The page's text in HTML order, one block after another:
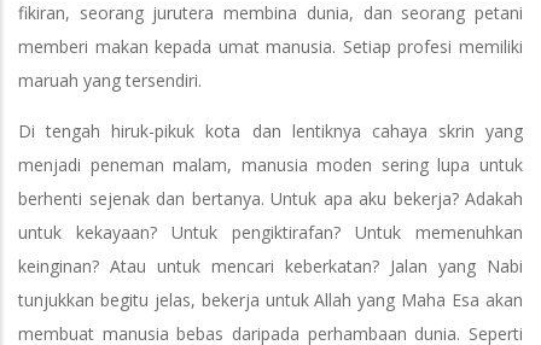
fikiran, seorang jurutera membina dunia, dan seorang petani
memberi makan kepada umat manusia. Setiap profesi memiliki
maruah yang tersendiri.
Di tengah hiruk-pikuk kota dan lentiknya cahaya skrin yang
menjadi peneman malam, manusia moden sering lupa untuk
berhenti sejenak dan bertanya. Untuk apa aku bekerja? Adakah
untuk kekayaan? Untuk pengiktirafan? Untuk memenuhkan
keinginan? Atau untuk mencari keberkatan? Jalan yang Nabi
tunjukkan begitu jelas, bekerja untuk Allah yang Maha Esa akan
membuat manusia bebas daripada perhambaan dunia. Seperti